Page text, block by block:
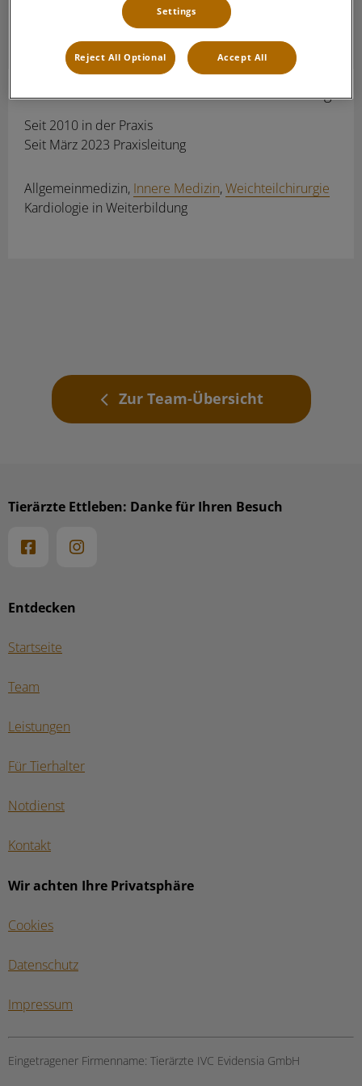
Dr. Simone DenzlerTiermedizinische Leitung
Seit 2010 in der Praxis
Seit März 2023 Praxisleitung
Allgemeinmedizin, Innere Medizin, Weichteilchirurgie
Kardiologie in Weiterbildung
Zur Team-Übersicht
Entdecken
Startseite
Team
Leistungen
Für Tierhalter
Notdienst
Kontakt
Wir achten Ihre Privatsphäre
Cookies
Datenschutz
Impressum
Tierärzte Ettleben: Danke für Ihren Besuch
Eingetragener Firmenname: Tierärzte IVC Evidensia GmbH
Settings
Reject All Optional Accept All